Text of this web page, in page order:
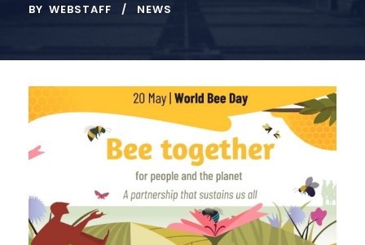
BY WEBSTAFF NEWS